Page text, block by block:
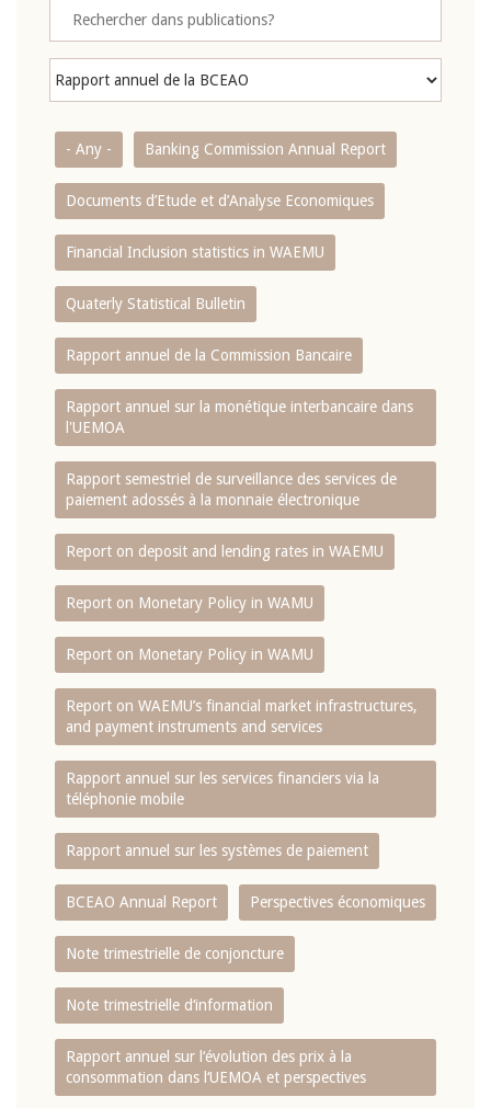
- Any - Banking Commission Annual Report
Documents d’Etude et d’Analyse Economiques
Financial Inclusion statistics in WAEMU
Quaterly Statistical Bulletin
Rapport annuel de la Commission Bancaire
Rapport annuel sur la monétique interbancaire dans
l'UEMOA
Rapport semestriel de surveillance des services de
paiement adossés à la monnaie électronique
Report on deposit and lending rates in WAEMU
Report on Monetary Policy in WAMU
Report on Monetary Policy in WAMU
Report on WAEMU’s financial market infrastructures,
and payment instruments and services
Rapport annuel sur les services financiers via la
téléphonie mobile
Rapport annuel sur les systèmes de paiement
BCEAO Annual Report Perspectives économiques
Note trimestrielle de conjoncture
Note trimestrielle d‘information
Rapport annuel sur l‘évolution des prix à la
consommation dans l‘UEMOA et perspectives